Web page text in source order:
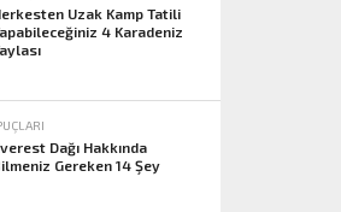
Uzak Kamp Tatili
4 Karadeniz
Dağı Hakkında
Gereken 14 Şey